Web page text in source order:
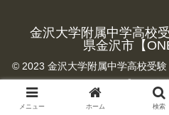
金沢大学附属中学高校
県金沢市【
© 2023 金沢大学附属中学高校受
【ONE進
メニュー ホーム 検索